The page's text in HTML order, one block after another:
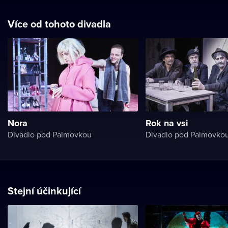
Více od tohoto divadla
Nora
Divadlo pod Palmovkou
Rok na vsi
Divadlo pod
Stejní účinkující